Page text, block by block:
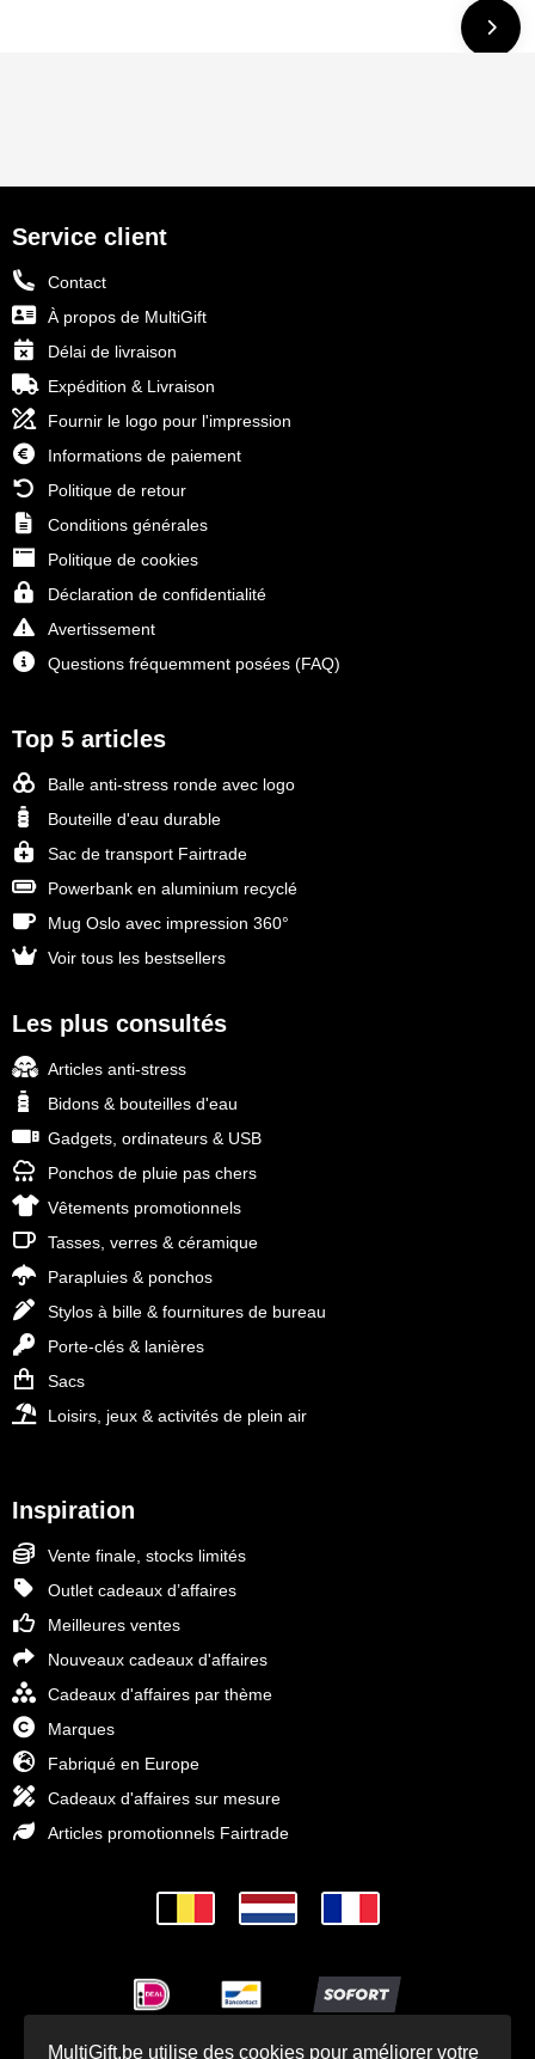
Service client
Contact
À propos de MultiGift
Délai de livraison
Expédition & Livraison
Fournir le logo pour l'impression
Informations de paiement
Politique de retour
Conditions générales
Politique de cookies
Déclaration de confidentialité
Avertissement
Questions fréquemment posées (FAQ)
Top 5 articles
Balle anti-stress ronde avec logo
Bouteille d'eau durable
Sac de transport Fairtrade
Powerbank en aluminium recyclé
Mug Oslo avec impression 360°
Voir tous les bestsellers
Les plus consultés
Articles anti-stress
Bidons & bouteilles d'eau
Gadgets, ordinateurs & USB
Ponchos de pluie pas chers
Vêtements promotionnels
Tasses, verres & céramique
Parapluies & ponchos
Stylos à bille & fournitures de bureau
Porte-clés & lanières
Sacs
Loisirs, jeux & activités de plein air
Inspiration
Vente finale, stocks limités
Outlet cadeaux d’affaires
Meilleures ventes
Nouveaux cadeaux d'affaires
Cadeaux d'affaires par thème
Marques
Fabriqué en Europe
Cadeaux d'affaires sur mesure
Articles promotionnels Fairtrade
MultiGift.be utilise des cookies pour améliorer votre